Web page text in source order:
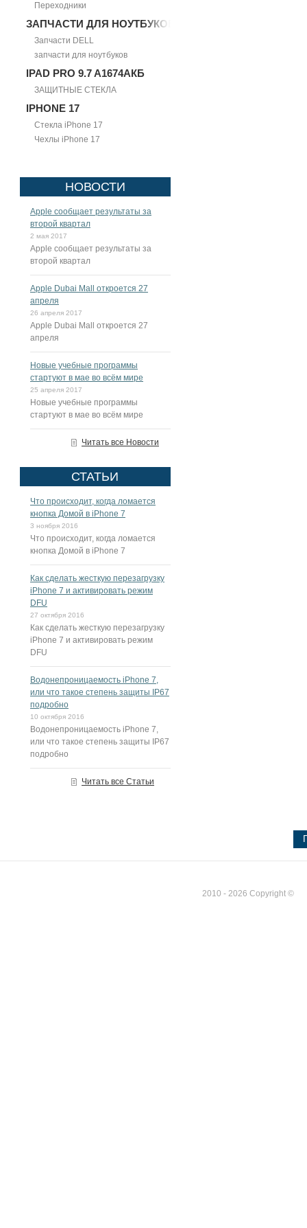
Переходники
ЗАПЧАСТИ ДЛЯ НОУТБУКОВ
Запчасти DELL
запчасти для ноутбуков
IPAD PRO 9.7 A1674АКБ
ЗАЩИТНЫЕ СТЕКЛА
IPHONE 17
Стекла iPhone 17
Чехлы iPhone 17
НОВОСТИ
Apple сообщает результаты за
второй квартал
2 мая 2017
Apple сообщает результаты за
второй квартал
Apple Dubai Mall откроется 27
апреля
26 апреля 2017
Apple Dubai Mall откроется 27
апреля
Новые учебные программы
стартуют в мае во всём мире
25 апреля 2017
Новые учебные программы
стартуют в мае во всём мире
Читать все Новости
СТАТЬИ
Что происходит, когда ломается
кнопка Домой в iPhone 7
3 ноября 2016
Что происходит, когда ломается
кнопка Домой в iPhone 7
Как сделать жесткую перезагрузку
iPhone 7 и активировать режим
DFU
27 октября 2016
Как сделать жесткую перезагрузку
iPhone 7 и активировать режим
DFU
Водонепроницаемость iPhone 7,
или что такое степень защиты IP67
подробно
10 октября 2016
Водонепроницаемость iPhone 7,
или что такое степень защиты IP67
подробно
Читать все Статьи
2010 - 2026 Copyright ©